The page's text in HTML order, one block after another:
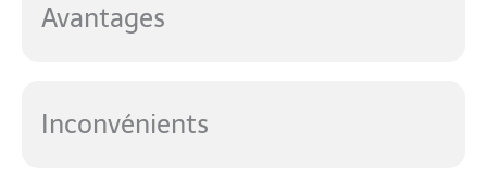
Avantages
Inconvénients